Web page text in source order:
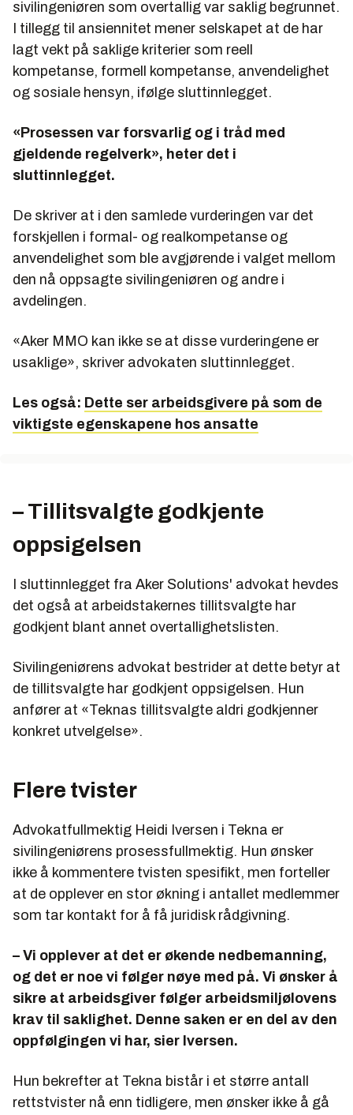
sivilingeniøren som overtallig var saklig begrunnet.
I tillegg til ansiennitet mener selskapet at de har
lagt vekt på saklige kriterier som reell
kompetanse, formell kompetanse, anvendelighet
og sosiale hensyn, ifølge sluttinnlegget.
«Prosessen var forsvarlig og i tråd med
gjeldende regelverk», heter det i
sluttinnlegget.
De skriver at i den samlede vurderingen var det
forskjellen i formal- og realkompetanse og
anvendelighet som ble avgjørende i valget mellom
den nå oppsagte sivilingeniøren og andre i
avdelingen.
«Aker MMO kan ikke se at disse vurderingene er
usaklige», skriver advokaten sluttinnlegget.
Les også: Dette ser arbeidsgivere på som de
viktigste egenskapene hos ansatte
– Tillitsvalgte godkjente
oppsigelsen
I sluttinnlegget fra Aker Solutions' advokat hevdes
det også at arbeidstakernes tillitsvalgte har
godkjent blant annet overtallighetslisten.
Sivilingeniørens advokat bestrider at dette betyr at
de tillitsvalgte har godkjent oppsigelsen. Hun
anfører at «Teknas tillitsvalgte aldri godkjenner
konkret utvelgelse».
Flere tvister
Advokatfullmektig Heidi Iversen i Tekna er
sivilingeniørens prosessfullmektig. Hun ønsker
ikke å kommentere tvisten spesifikt, men forteller
at de opplever en stor økning i antallet medlemmer
som tar kontakt for å få juridisk rådgivning.
– Vi opplever at det er økende nedbemanning,
og det er noe vi følger nøye med på. Vi ønsker å
sikre at arbeidsgiver følger arbeidsmiljølovens
krav til saklighet. Denne saken er en del av den
oppfølgingen vi har, sier Iversen.
Hun bekrefter at Tekna bistår i et større antall
rettstvister nå enn tidligere, men ønsker ikke å gå